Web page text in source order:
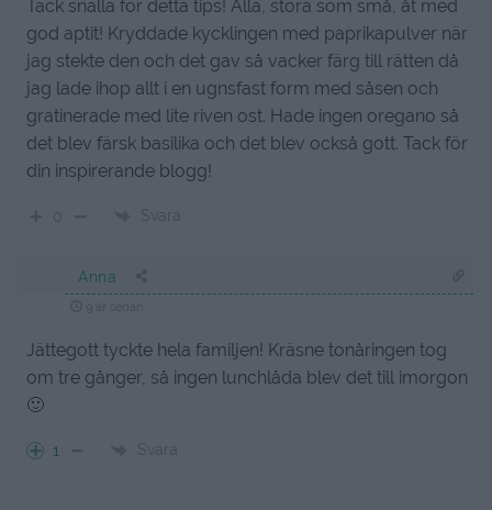
Tack snälla för detta tips! Alla, stora som små, åt med
god aptit! Kryddade kycklingen med paprikapulver när
jag stekte den och det gav så vacker färg till rätten då
jag lade ihop allt i en ugnsfast form med såsen och
gratinerade med lite riven ost. Hade ingen oregano så
det blev färsk basilika och det blev också gott. Tack för
din inspirerande blogg!
Svara
Anna
Jättegott tyckte hela familjen! Kräsne tonåringen tog
om tre gånger, så ingen lunchlåda blev det till imorgon
🙂
1 Svara